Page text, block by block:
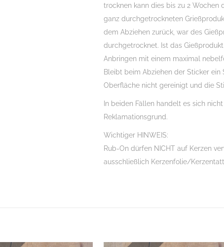
trocknen kann dies bis zu 2 Wochen
ganz durchgetrockneten
dem Abziehen zurück, war des
durchgetrocknet. Ist das
Anbringen mit einem maximal
Bleibt beim Abziehen der Sticker
Oberfläche nicht gereinigt und die
In beiden Fällen handelt es sich
Reklamationsgrund.
Wichtiger HINWEIS:
Rub-On dürfen NICHT auf Kerzen
ausschließlich Kerzenfolie/